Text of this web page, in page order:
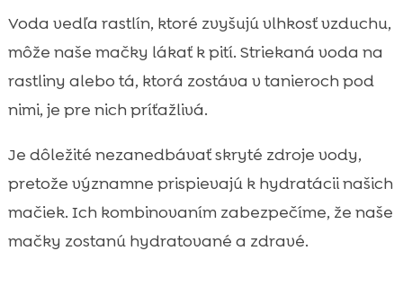
Voda vedľa rastlín, ktoré zvyšujú vlhkosť vzduchu,
môže naše mačky lákať k pití. Striekaná voda na
rastliny alebo tá, ktorá zostáva v tanieroch pod
nimi, je pre nich príťažlivá.
Je dôležité nezanedbávať skryté zdroje vody,
pretože významne prispievajú k hydratácii našich
mačiek. Ich kombinovaním zabezpečíme, že naše
mačky zostanú hydratované a zdravé.